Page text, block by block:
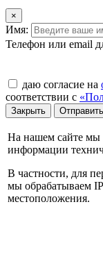
×
Имя:
Телефон или email
даю согласие на
соответствии с
Закрыть Отправить
На нашем сайте мы
информации
В частности, для
мы обрабатываем
местоположения.